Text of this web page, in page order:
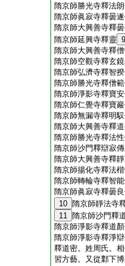
隋京師勝光寺釋法
隋京師眞寂寺釋曇
隋京師大興善寺釋
隋京師延興寺釋靈 9
隋京師大興善寺釋
隋京師空觀寺釋玄
隋京師弘濟寺釋智
隋京師勝光寺釋僧
隋京師淨影寺釋寶
隋京師仁覺寺釋寶
隋京師無漏寺釋明
隋京師大興善寺釋
隋京師勝光寺釋法
隋京師沙門釋辯寂
隋京師大興善寺釋
隋京師揚化寺釋法
隋京師轉輪寺釋智
隋京師眞寂寺釋曇
10 隋京師靜法寺
11 隋京師沙門釋
隋京師淨影寺釋道
隋京師淨影寺釋淨
釋道密。姓周氏。
習方藝。又從鄴下